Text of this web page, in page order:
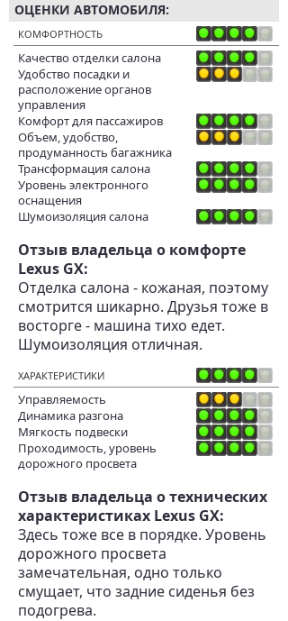
ОЦЕНКИ АВТОМОБИЛЯ:
КОМФОРТНОСТЬ
Качество отделки салона
Удобство посадки и
расположение органов
управления
Комфорт для пассажиров
Объем, удобство,
продуманность багажника
Трансформация салона
Уровень электронного
оснащения
Шумоизоляция салона
Отзыв владельца о комфорте
Lexus GX:
Отделка салона - кожаная, поэтому
смотрится шикарно. Друзья тоже в
восторге - машина тихо едет.
Шумоизоляция отличная.
ХАРАКТЕРИСТИКИ
Управляемость
Динамика разгона
Мягкость подвески
Проходимость, уровень
дорожного просвета
Отзыв владельца о технических
характеристиках Lexus GX:
Здесь тоже все в порядке. Уровень
дорожного просвета
замечательная, одно только
смущает, что задние сиденья без
подогрева.